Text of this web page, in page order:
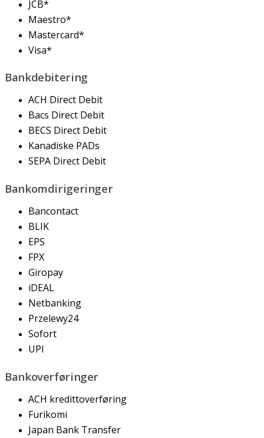
JCB*
Maestro*
Mastercard*
Visa*
Bankdebitering
ACH Direct Debit
Bacs Direct Debit
BECS Direct Debit
Kanadiske PADs
SEPA Direct Debit
Bankomdirigeringer
Bancontact
BLIK
EPS
FPX
Giropay
iDEAL
Netbanking
Przelewy24
Sofort
UPI
Bankoverføringer
ACH kredittoverføring
Furikomi
Japan Bank Transfer